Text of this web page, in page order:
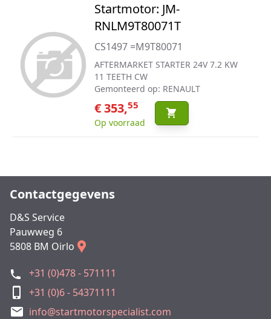
Startmotor: JM-
RNLM9T80071T
CS1497 =M9T80071
AFTERMARKET STARTER 24V 7.2 KW
11 TEETH CW
Gemonteerd op: RENAULT
€ 353,55
Op voorraad
Contactgegevens
D&S Service
Pauwweg 6
5808 BM Oirlo
+31 (0)478 - 571111
+31 (0)6 - 54371111
info@startmotorspecialist.com